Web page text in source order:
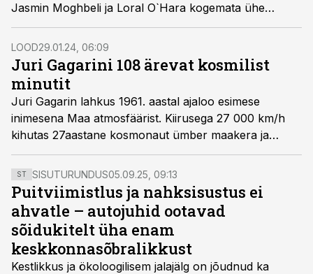
Jasmin Moghbeli ja Loral O`Hara kogemata ühe
tööriistakoti käest, ja see hõljus avakosmosesse
minema. Kotist on nüüd saanud meie planeedi satelliit,
mida on võimalik Maaltki näha.
LOOD29.01.24, 06:09
Juri Gagarini 108 ärevat kosmilist
minutit
Juri Gagarin lahkus 1961. aastal ajaloo esimese
inimesena Maa atmosfäärist. Kiirusega 27 000 km/h
kihutas 27aastane kosmonaut ümber maakera ja
Nõukogude Liit saatis esimesi võidukaid
uudistelegramme. Kosmosekapsli lühike lend ei
möödunud ärevate hetkedeta.
ST SISUTURUNDUS05.09.25, 09:13
Puitviimistlus ja nahksisustus ei
ahvatle – autojuhid ootavad
sõidukitelt üha enam
keskkonnasõbralikkust
Kestlikkus ja ökoloogilisem jalajälg on jõudnud ka